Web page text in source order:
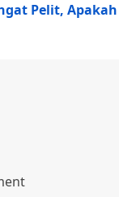
Pelit,